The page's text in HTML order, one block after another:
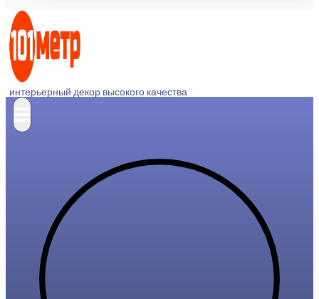
интерьерный декор высокого качества